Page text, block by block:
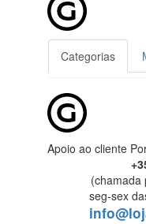
Categorias
Apoio ao cliente
(chamada
seg-sex